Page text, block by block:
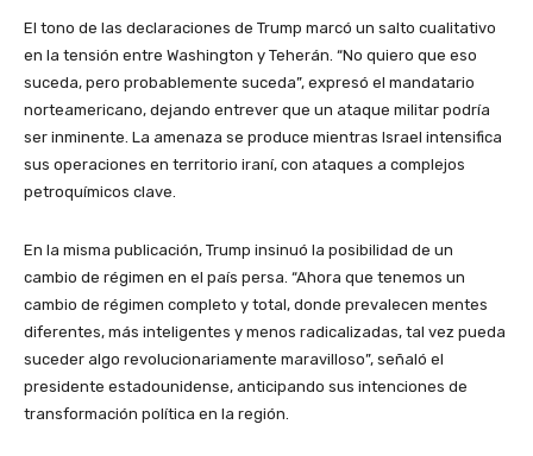
El tono de las declaraciones de Trump marcó un salto cualitativo
en la tensión entre Washington y Teherán. “No quiero que eso
suceda, pero probablemente suceda”, expresó el mandatario
norteamericano, dejando entrever que un ataque militar podría
ser inminente. La amenaza se produce mientras Israel intensifica
sus operaciones en territorio iraní, con ataques a complejos
petroquímicos clave.
En la misma publicación, Trump insinuó la posibilidad de un
cambio de régimen en el país persa. “Ahora que tenemos un
cambio de régimen completo y total, donde prevalecen mentes
diferentes, más inteligentes y menos radicalizadas, tal vez pueda
suceder algo revolucionariamente maravilloso”, señaló el
presidente estadounidense, anticipando sus intenciones de
transformación política en la región.